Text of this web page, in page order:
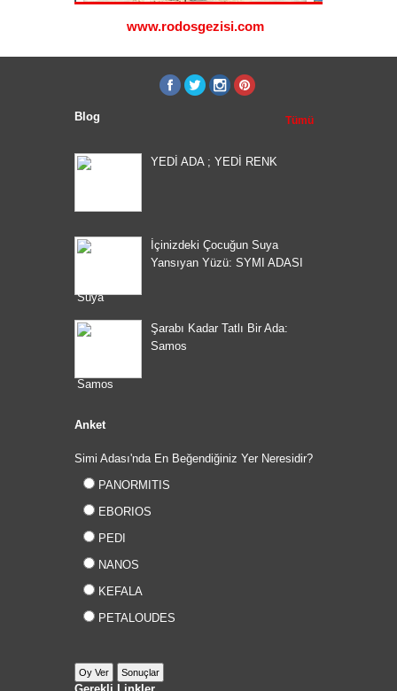
www.rodosgezisi.com
Blog Tümü
YEDİ ADA ; YEDİ RENK
İçinizdeki Çocuğun Suya
Yansıyan Yüzü: SYMI ADASI
Şarabı Kadar Tatlı Bir Ada:
Samos
Anket
Simi Adası'nda En Beğendiğiniz Yer Neresidir?
PANORMITIS
EBORIOS
PEDI
NANOS
KEFALA
PETALOUDES